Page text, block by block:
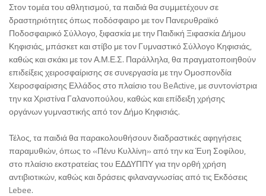
Στον τομέα του αθλητισμού, τα παιδιά θα συμμετέχουν σε
δραστηριότητες όπως ποδόσφαιρο με τον Πανερυθραϊκό
Ποδοσφαιρικό Σύλλογο, ξιφασκία με την Παιδική Ξιφασκία Δήμου
Κηφισιάς, μπάσκετ και στίβο με τον Γυμναστικό Σύλλογο Κηφισιάς,
καθώς και σκάκι με τον Α.Μ.Ε.Σ. Παράλληλα, θα πραγματοποιηθούν
επιδείξεις χειροσφαίρισης σε συνεργασία με την Ομοσπονδία
Χειροσφαίρισης Ελλάδος στο πλαίσιο του BeActive, με συντονίστρια
την κα Χριστίνα Γαλανοπούλου, καθώς και επίδειξη χρήσης
οργάνων γυμναστικής από τον Δήμο Κηφισιάς.
Τέλος, τα παιδιά θα παρακολουθήσουν διαδραστικές αφηγήσεις
παραμυθιών, όπως το «Πένυ Κυλλίνη» από την κα Έυη Σοφίλου,
στο πλαίσιο εκστρατείας του ΕΔΔΥΠΠΥ για την ορθή χρήση
αντιβιοτικών, καθώς και δράσεις φιλαναγνωσίας από τις Εκδόσεις
Lebee.